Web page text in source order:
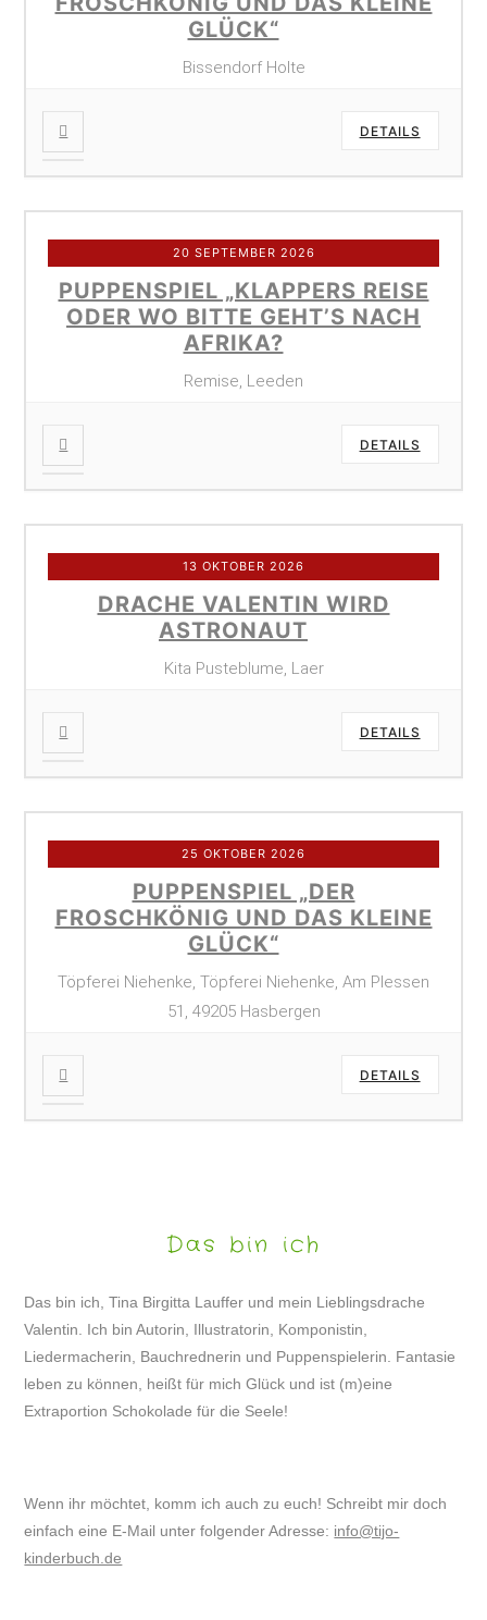
GLÜCK“
Bissendorf Holte
DETAILS
20 SEPTEMBER 2026
PUPPENSPIEL „KLAPPERS REISE
ODER WO BITTE GEHT’S NACH
AFRIKA?
Remise, Leeden
DETAILS
13 OKTOBER 2026
DRACHE VALENTIN WIRD
ASTRONAUT
Kita Pusteblume, Laer
DETAILS
25 OKTOBER 2026
PUPPENSPIEL „DER
FROSCHKÖNIG UND DAS KLEINE
GLÜCK“
Töpferei Niehenke, Töpferei Niehenke, Am Plessen
51, 49205 Hasbergen
DETAILS
Das bin ich
Das bin ich, Tina Birgitta Lauffer und mein Lieblingsdrache
Valentin. Ich bin Autorin, Illustratorin, Komponistin,
Liedermacherin, Bauchrednerin und Puppenspielerin. Fantasie
leben zu können, heißt für mich Glück und ist (m)eine
Extraportion Schokolade für die Seele!
Wenn ihr möchtet, komm ich auch zu euch! Schreibt mir doch
einfach eine E-Mail unter folgender Adresse: info@tijo-
kinderbuch.de